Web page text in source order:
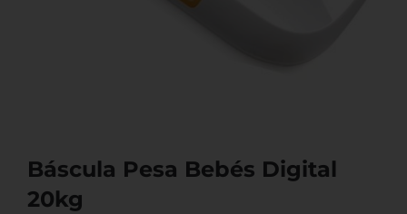
Báscula Pesa Bebés Digital
20kg